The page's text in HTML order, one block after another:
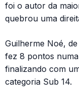
foi o autor da
quebrou uma
Guilherme Noé,
fez 8 pontos
finalizando com
categoria Sub 14.